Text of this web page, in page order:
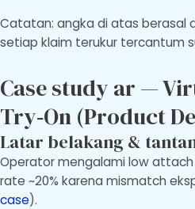
Catatan: angka di atas berasal
setiap klaim terukur tercantum
Case study ar —
Try‑On (Product
Latar belakang &
Operator mengalami low
rate ~20% karena mismatch
case).